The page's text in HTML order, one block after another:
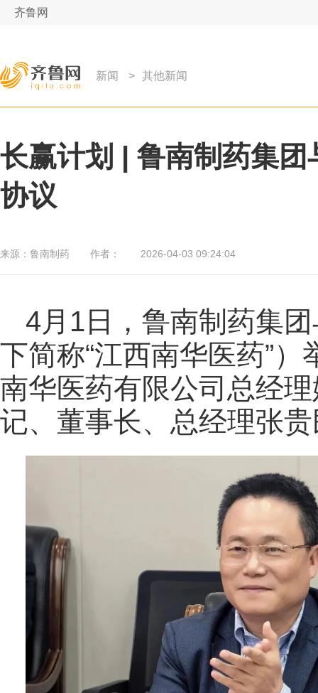
齐鲁网
新闻 > 其他新闻
长赢计划 | 鲁南制药集
协议
来源： 鲁南制药 作者： 2026-04-03 09:24:04
4月1日，鲁南制药集
下简称“江西南华医药”
南华医药有限公司总经
记、董事长、总经理张